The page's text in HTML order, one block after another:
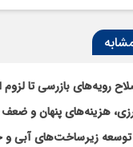
رویه‌های بازرسی تا
هزینه‌های پنهان و ضعف
زیرساخت‌های آبی و